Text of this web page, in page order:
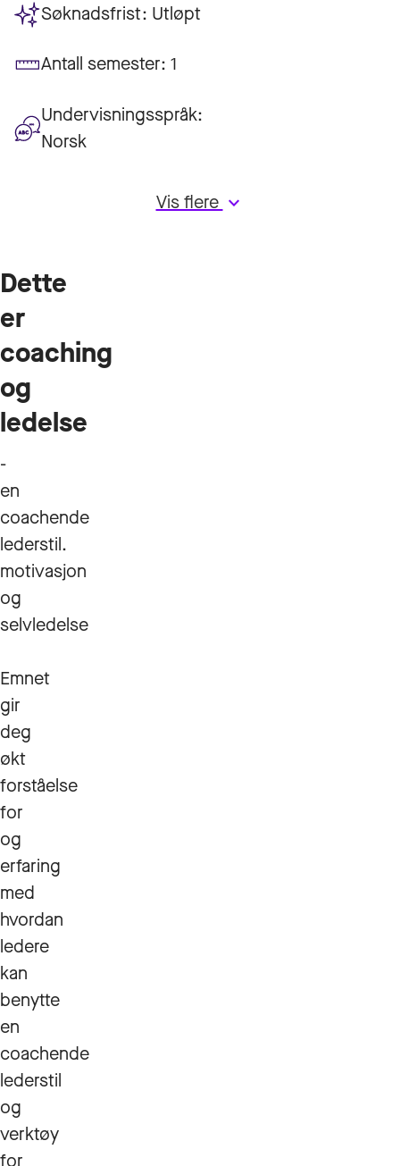
Søknadsfrist: Utløpt
Antall semester: 1
Undervisningsspråk:
Norsk
Vis flerekeyboard_arrow_down
Dette
er
coaching
og
ledelse
-
en
coachende
lederstil.
motivasjon
og
selvledelse
Emnet
gir
deg
økt
forståelse
for
og
erfaring
med
hvordan
ledere
kan
benytte
en
coachende
lederstil
og
verktøy
for